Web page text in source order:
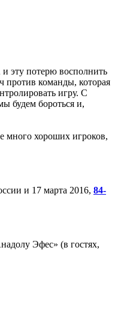
эту потерю восполнить
против команды, которая
игру. С
будем бороться и,
много хороших игроков,
и 17 марта 2016, 84-
Эфес» (в гостях,